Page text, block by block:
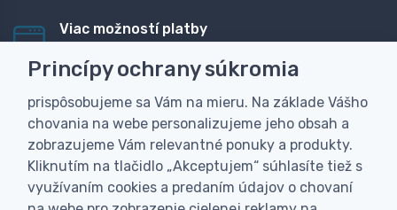
Viac možností platby
dobierku
Personalizácia
Vyrobíme Vám vlastný originálny darček
Skúsenosť
Široký sortiment, z ktorého Vám pomôžeme vybrať
Princípy ochrany súkromia
prispôsobujeme sa Vám na mieru. Na základe Vášho
chovania na webe personalizujeme jeho obsah a
zobrazujeme Vám relevantné ponuky a produkty.
Kliknutím na tlačidlo „Akceptujem“ súhlasíte tiež s
využívaním cookies a predaním údajov o chovaní